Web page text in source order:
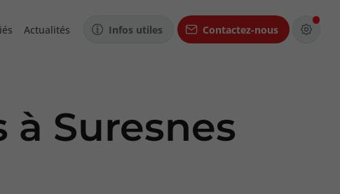
Actualités Infos utiles Contactez-nous
Suresnes